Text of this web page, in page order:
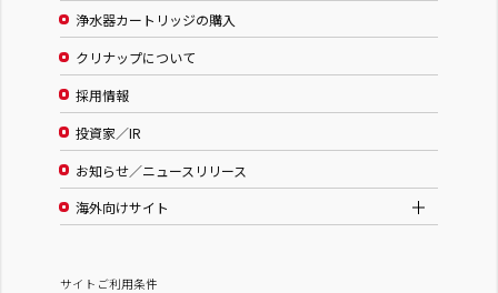
浄水器カートリッジの購入
クリナップについて
採用情報
投資家／IR
お知らせ／ニュースリリース
海外向けサイト
サイトご利用条件